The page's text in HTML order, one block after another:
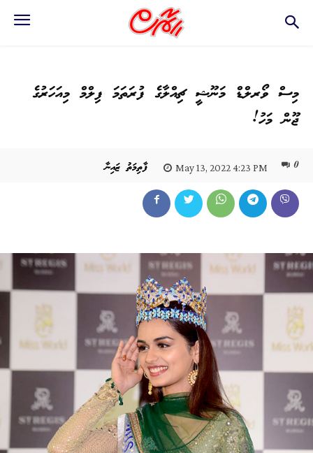
މިސް ވޯރލްޑް މަނޫޝީ ޗިއްލާގެ ފުރަތަމަ ފިލްމް މިއަހަރުގެ
ޖޫން މަހު!
ފާތިމަތު ޒައިނާ May 13, 2022 4:23 PM 0